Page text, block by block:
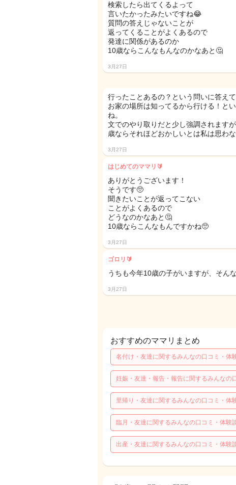
検索したら出てくるよって
言いたかったみたいですね😂
質問の答えじゃないことが
返ってくることがよくあるので
発達に関係があるのか
10歳ならこんなもんなのかなあと🤔
3月27日
行ったことあるの？という問いに答え
お家の場所は知ってるから行ける！と
ね。
文でのやり取りだと少し強調されます
歳ならそれほどおかしいとは私は思わな
3月27日
はじめてのママリ🔰
ありがとうございます！
そうです🥺
聞きたいことが返ってこない
ことがよくあるので
どうなのかなあと🤔
10歳ならこんなもんですかね🥺
3月27日
ゴロリ🔰
うちも今年10歳の子がいますが、そん
3月27日
おすすめのママリまとめ
名付け・友達に関するみんなの口コミ・体
妊娠・友達・報告・報告に関するみんなの
里帰り・友達に関するみんなの口コミ・体
臨月・友達に関するみんなの口コミ・体験
出産・友達に関するみんなの口コミ・体験